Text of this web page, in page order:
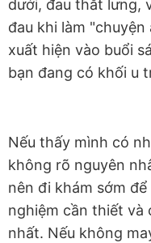
dưới, đau thắt lưng,
đau khi làm
xuất hiện vào buổi
bạn đang có khối u
Nếu thấy mình có
không rõ nguyên
nên đi khám sớm
nghiệm cần thiết và
nhất. Nếu không